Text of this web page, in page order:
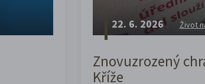
22. 6. 2026 Život
Znovuzrozený
Kříže